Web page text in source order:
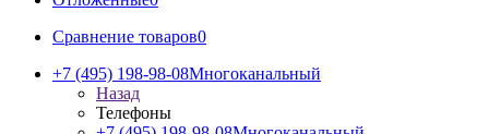
Сравнение товаров0
+7 (495) 198-98-08Многоканальный
Назад
Телефоны